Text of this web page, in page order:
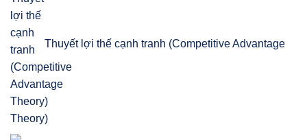
Thuyết lợi thế cạnh tranh (Competitive Advantage
Theory)